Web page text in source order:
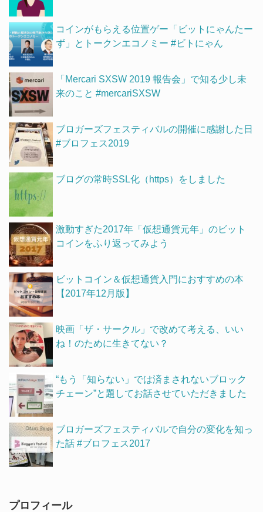
コインがもらえる位置ゲー「ビットにゃんたー
ず」とトークンエコノミー #ビトにゃん
「Mercari SXSW 2019 報告会」で知る少し未
来のこと #mercariSXSW
ブロガーズフェスティバルの開催に感謝した日
#ブロフェス2019
ブログの常時SSL化（https）をしました
激動すぎた2017年「仮想通貨元年」のビット
コインをふり返ってみよう
ビットコイン＆仮想通貨入門におすすめの本
【2017年12月版】
映画「ザ・サークル」で改めて考える、いい
ね！のために生きてない？
“もう「知らない」では済まされないブロック
チェーン”と題してお話させていただきました
ブロガーズフェスティバルで自分の変化を知っ
た話 #ブロフェス2017
プロフィール